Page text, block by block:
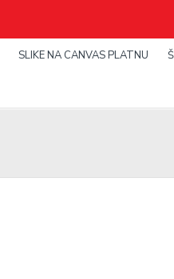
SLIKE NA CANVAS PLATNU